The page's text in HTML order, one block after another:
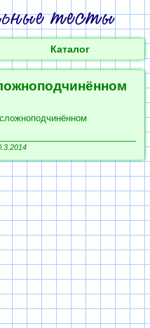
Каталог